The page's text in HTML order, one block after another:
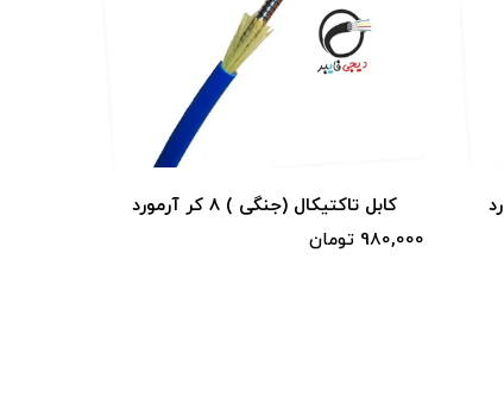
کابل تاکتیکال (جنگی ) 8 کر آرمورد
980,000 تومان